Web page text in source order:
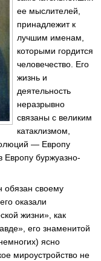
ее мыслителей,
принадлежит к
лучшим именам,
которыми гордится
человечество. Его
жизнь и
деятельность
неразрывно
связаны с великим
катаклизмом,
— Европу
буржуазно-
обязан своему
оказали
жизни», как
его знаменитой
ясно
мироустройство не